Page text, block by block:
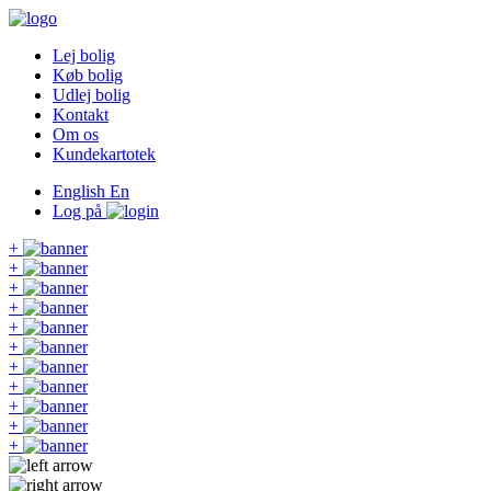
Lej bolig
Køb bolig
Udlej bolig
Kontakt
Om os
Kundekartotek
English En
Log på
+
+
+
+
+
+
+
+
+
+
+